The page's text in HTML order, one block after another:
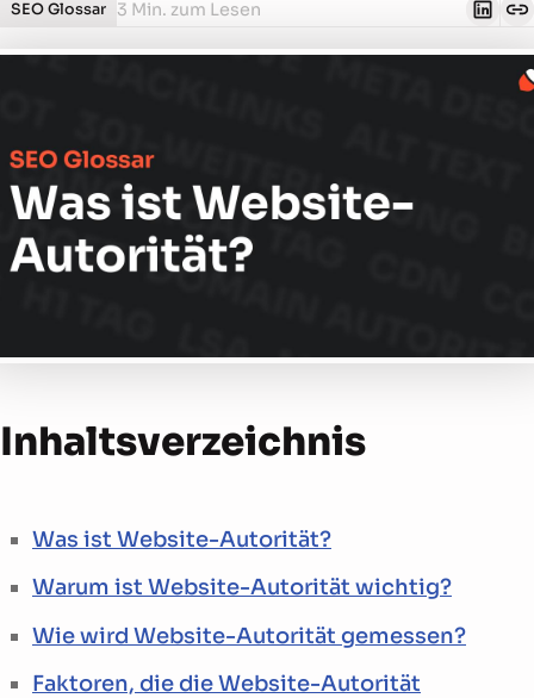
SEO Glossar 3 Min. zum Lesen
Inhalts­verzeichnis
Was ist Website-Autorität?
Warum ist Website-Autorität wichtig?
Wie wird Website-Autorität gemessen?
Faktoren, die die Website-Autorität